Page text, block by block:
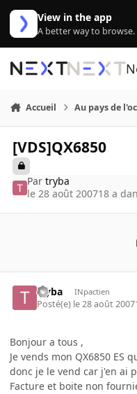
Aller au contenu
View in the app
A better way to browse.
Accueil Au pays de
[VDS]QX6850
Partryba
le 28 août 200718 a
tryba INpactien
Posté(e) le 28 août 2007
Bonjour a tous ,
Je vends mon QX6850 ES
donc je le vend car j'en ai
Facture et boite non